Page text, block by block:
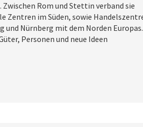
Zwischen Rom und Stettin verband sie
Zentren im Süden, sowie
und Nürnberg mit dem Norden Europas.
Personen und neue Ideen